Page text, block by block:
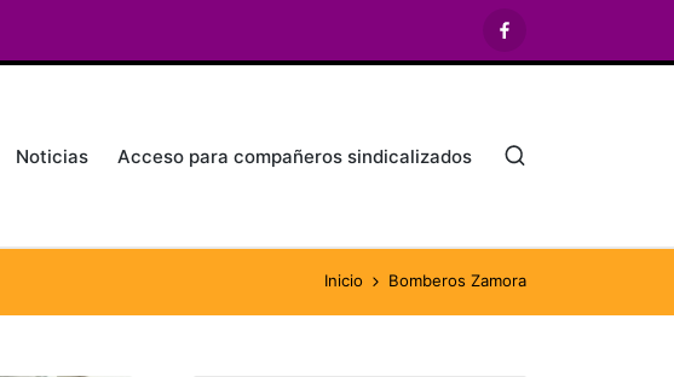
Facebook
Noticias Acceso para compañeros sindicalizados
Inicio Bomberos Zamora